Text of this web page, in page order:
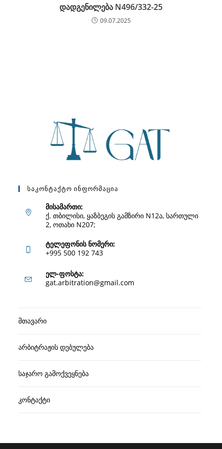
დადგენილება N496/332-25
09.07.2025
Საკონტაქტო Ინფორმაცია
მისამართი:
ქ. თბილისი, ყაზბეგის გამზირი N12ა, სართული
2, ოთახი N207;
ტელეფონის ნომერი:
+995 500 192 743
in
application
ელ-ფოსტა:
gat.arbitration@gmail.com
მთავარი
არბიტრაჟის დებულება
საჯარო გამოქვეყნება
კონტაქტი